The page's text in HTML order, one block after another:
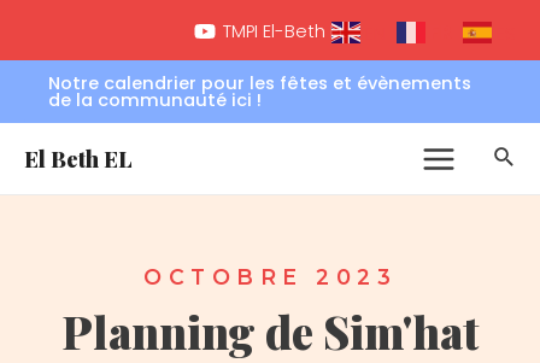
contenu
TMPI El-Beth EL
Notre calendrier pour les fêtes et évènements
de la communauté ici !
El Beth EL
Main
Menu
OCTOBRE 2023
Planning de Sim'hat